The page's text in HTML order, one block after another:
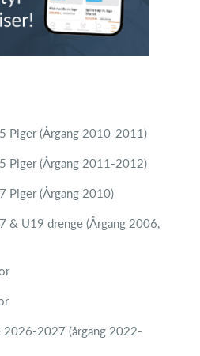
Piger (Årgang 2010-2011)
Piger (Årgang 2011-2012)
Piger (Årgang 2010)
& U19 drenge (Årgang 2006,
2026-2027 (årgang 2022-